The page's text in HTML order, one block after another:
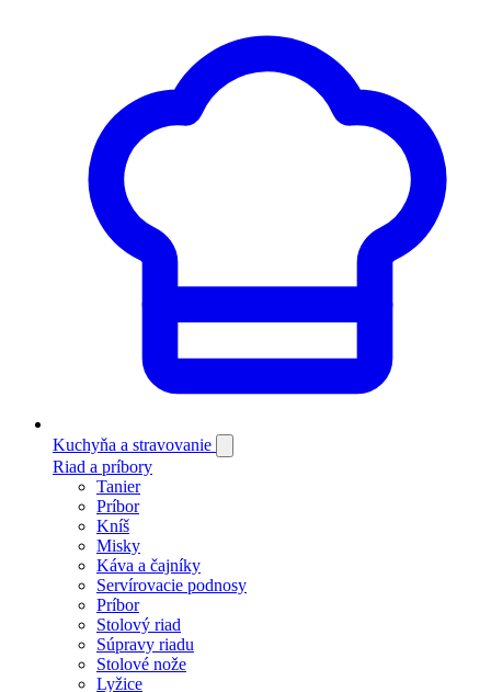
Kuchyňa a stravovanie
Riad a príbory
Tanier
Príbor
Kníš
Misky
Káva a čajníky
Servírovacie podnosy
Príbor
Stolový riad
Súpravy riadu
Stolové nože
Lyžice